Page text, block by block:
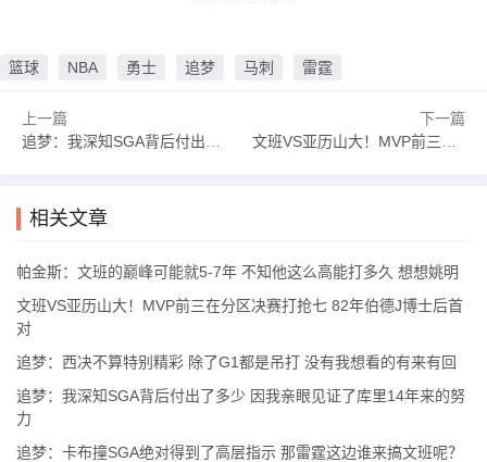
篮球 NBA 勇士 追梦 马刺 雷霆
上一篇
追梦：我深知SGA背后付出了多少 因我亲眼见证了库里14年来的努力
下一篇
文班VS亚历山大！MVP前三在分区决赛打抢七 82年伯德J博士后首对
相关文章
帕金斯：文班的巅峰可能就5-7年 不知他这么高能打多久 想想姚明
文班VS亚历山大！MVP前三在分区决赛打抢七 82年伯德J博士后首
对
追梦：西决不算特别精彩 除了G1都是吊打 没有我想看的有来有回
追梦：我深知SGA背后付出了多少 因我亲眼见证了库里14年来的努
力
追梦：卡布撞SGA绝对得到了高层指示 那雷霆这边谁来搞文班呢？